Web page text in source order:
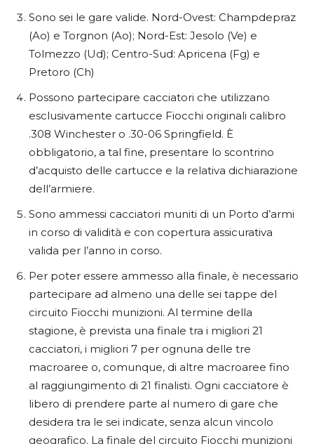
Sono sei le gare valide. Nord-Ovest: Champdepraz
(Ao) e Torgnon (Ao); Nord-Est: Jesolo (Ve) e
Tolmezzo (Ud); Centro-Sud: Apricena (Fg) e
Pretoro (Ch)
Possono partecipare cacciatori che utilizzano
esclusivamente cartucce Fiocchi originali calibro
.308 Winchester o .30-06 Springfield. È
obbligatorio, a tal fine, presentare lo scontrino
d’acquisto delle cartucce e la relativa dichiarazione
dell’armiere.
Sono ammessi cacciatori muniti di un Porto d’armi
in corso di validità e con copertura assicurativa
valida per l’anno in corso.
Per poter essere ammesso alla finale, è necessario
partecipare ad almeno una delle sei tappe del
circuito Fiocchi munizioni. Al termine della
stagione, è prevista una finale tra i migliori 21
cacciatori, i migliori 7 per ognuna delle tre
macroaree o, comunque, di altre macroaree fino
al raggiungimento di 21 finalisti. Ogni cacciatore è
libero di prendere parte al numero di gare che
desidera tra le sei indicate, senza alcun vincolo
geografico. La finale del circuito Fiocchi munizioni